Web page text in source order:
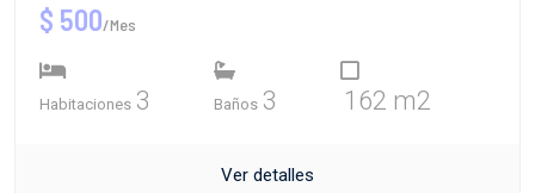
$ 500/Mes
Habitaciones 3 Baños 3 162 m2
Ver detalles